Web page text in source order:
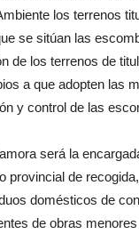
los terrenos
se sitúan las
de los terrenos de
a que adopten las
y control de las
será la
provincial de
domésticos de
de obras